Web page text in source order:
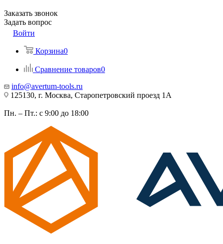
Заказать звонок
Задать вопрос
Войти
Корзина0
Сравнение товаров0
info@avertum-tools.ru
125130, г. Москва, Старопетровский проезд 1А
Пн. – Пт.: с 9:00 до 18:00